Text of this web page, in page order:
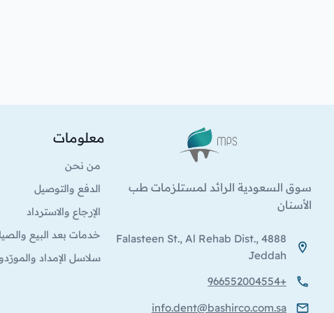
الشعار
سوق السعودية الرائد لمستلزمات طب
الأسنان
4888 Falasteen St., Al Rehab Dist.,
Jeddah
+966552004554
info.dent@bashirco.com.sa
معلومات
من نحن
الدفع والتوصيل
الإرجاع والاسترداد
خدمات بعد البيع
سلاسل الإمداد